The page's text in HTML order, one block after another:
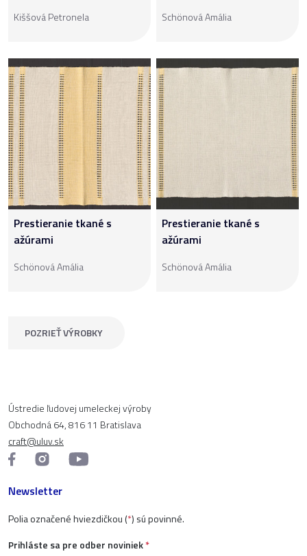
Kiššová Petronela Schönová Amália
Prestieranie tkané s
ažúrami
Schönová Amália
Prestieranie tkané s
ažúrami
Schönová Amália
POZRIEŤ VÝROBKY
Ústredie ľudovej umeleckej výroby
Obchodná 64, 816 11 Bratislava
craft@uluv.sk
Newsletter
Polia označené hviezdičkou (*) sú povinné.
Prihláste sa pre odber noviniek*